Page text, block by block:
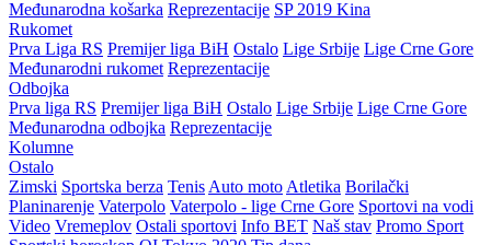
Međunarodna košarka Reprezentacije SP 2019 Kina
Rukomet
Prva Liga RS Premijer liga BiH Ostalo Lige Srbije Lige Crne Gore
Međunarodni rukomet Reprezentacije
Odbojka
Prva liga RS Premijer liga BiH Ostalo Lige Srbije Lige Crne Gore
Međunarodna odbojka Reprezentacije
Kolumne
Ostalo
Zimski Sportska berza Tenis Auto moto Atletika Borilački
Planinarenje Vaterpolo Vaterpolo - lige Crne Gore Sportovi na vodi
Video Vremeplov Ostali sportovi Info BET Naš stav Promo Sport